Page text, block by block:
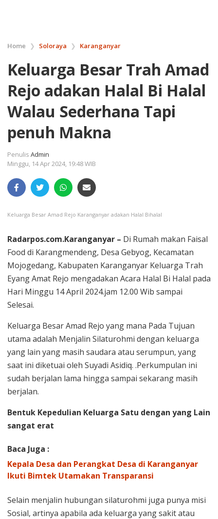
Home ❯ Soloraya ❯ Karanganyar
Keluarga Besar Trah Amad
Rejo adakan Halal Bi Halal
Walau Sederhana Tapi
penuh Makna
Penulis Admin
Minggu, 14 Apr 2024, 19:48 WIB
Keluarga Besar Amad Rejo Karanganyar adakan Halal Bihalal
Radarpos.com.Karanganyar – Di Rumah makan Faisal
Food di Karangmendeng, Desa Gebyog, Kecamatan
Mojogedang, Kabupaten Karanganyar Keluarga Trah
Eyang Amat Rejo mengadakan Acara Halal Bi Halal pada
Hari Minggu 14 April 2024.jam 12.00 Wib sampai
Selesai.
Keluarga Besar Amad Rejo yang mana Pada Tujuan
utama adalah Menjalin Silaturohmi dengan keluarga
yang lain yang masih saudara atau serumpun, yang
saat ini diketuai oleh Suyadi Asidiq. .Perkumpulan ini
sudah berjalan lama hingga sampai sekarang masih
berjalan.
Bentuk Kepedulian Keluarga Satu dengan yang Lain
sangat erat
Baca Juga :
Kepala Desa dan Perangkat Desa di Karanganyar
Ikuti Bimtek Utamakan Transparansi
Selain menjalin hubungan silaturohmi juga punya misi
Sosial, artinya apabila ada keluarga yang sakit atau